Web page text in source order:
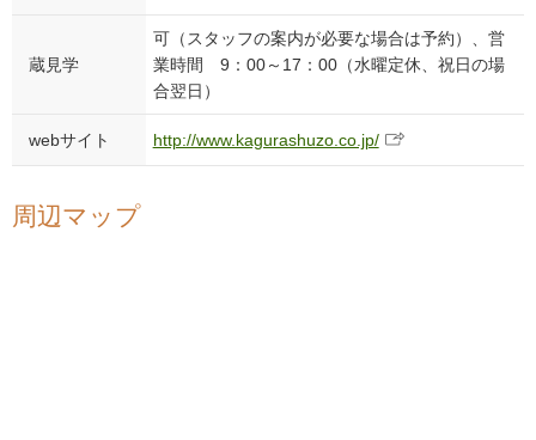
蔵見学
可（スタッフの案内が必要な場合は予約）、営
業時間 9：00～17：00（水曜定休、祝日の場
合翌日）
webサイト http://www.kagurashuzo.co.jp/
周辺マップ